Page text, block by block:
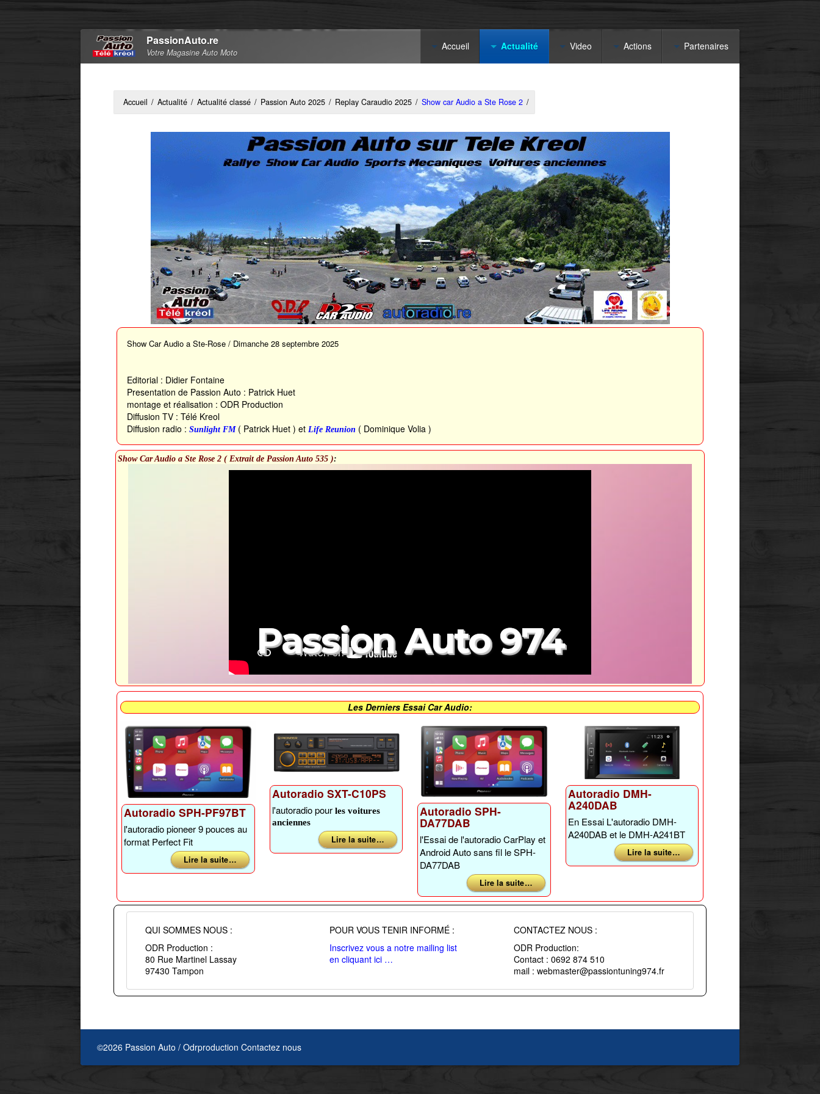
PassionAuto.re
Votre Magasine Auto Moto
Accueil Actualité Video Actions Partenaires
Accueil / Actualité / Actualité classé / Passion Auto 2025 / Replay Caraudio 2025 / Show car Audio a Ste Rose 2 /
Show Car Audio a Ste-Rose / Dimanche 28 septembre 2025
Editorial : Didier Fontaine
Presentation de Passion Auto : Patrick Huet
montage et réalisation : ODR Production
Diffusion TV : Télé Kreol
Diffusion radio : Sunlight FM( Patrick Huet ) et Life Reunion ( Dominique Volia )
Show Car Audio a Ste Rose 2 ( Extrait de Passion Auto 535 ):
Passion Auto 974
Les Derniers Essai Car Audio:
Autoradio SPH-PF97BT
l'autoradio pioneer 9 pouces au
format Perfect Fit
Lire la suite …
Autoradio SXT-C10PS
l'autoradio pourles voitures
anciennes
Lire la suite …
Autoradio SPH-
DA77DAB
l'Essai de l'autoradio CarPlay et
Android Auto sans fil le SPH-
DA77DAB
Lire la suite …
Autoradio DMH-
A240DAB
En Essai L'autoradio DMH-
A240DAB et le DMH-A241BT
Lire la suite …
QUI SOMMES NOUS :
ODR Production :
80 Rue Martinel Lassay
97430 Tampon
CONTACTEZ NOUS :
ODR Production:
Contact : 0692 874 510
mail : webmaster@passiontuning974.fr
POUR VOUS TENIR INFORMÉ :
Inscrivez vous a notre mailing list
en cliquant ici …
©2026 Passion Auto / Odrproduction Contactez nous